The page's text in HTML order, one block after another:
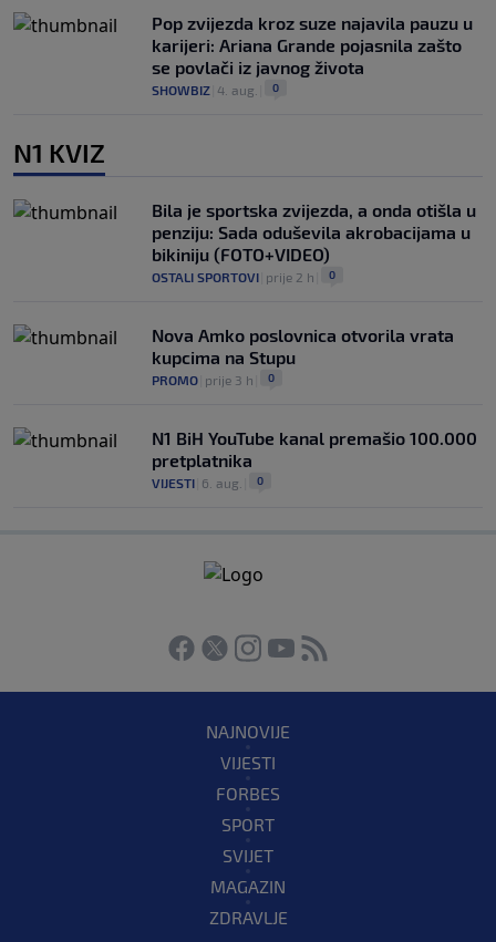
Pop zvijezda kroz suze najavila pauzu u
karijeri: Ariana Grande pojasnila zašto
se povlači iz javnog života
SHOWBIZ 4. aug. 0
N1 KVIZ
Bila je sportska zvijezda, a onda otišla u
penziju: Sada oduševila akrobacijama u
bikiniju (FOTO+VIDEO)
OSTALI SPORTOVI prije 2 h 0
Nova Amko poslovnica otvorila vrata
kupcima na Stupu
PROMO prije 3 h 0
N1 BiH YouTube kanal premašio 100.000
pretplatnika
VIJESTI 6. aug. 0
NAJNOVIJE
VIJESTI
FORBES
SPORT
SVIJET
MAGAZIN
ZDRAVLJE